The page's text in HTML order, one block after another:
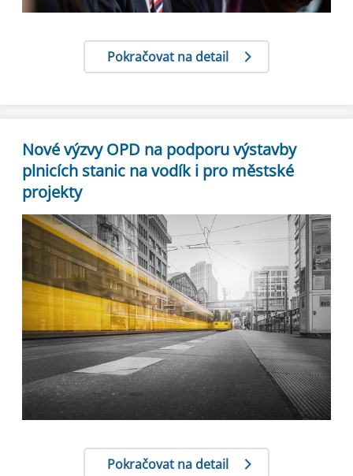
Pokračovat na detail
Nové výzvy OPD na podporu výstavby
plnicích stanic na vodík i pro městské
projekty
Pokračovat na detail